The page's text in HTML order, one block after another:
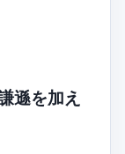
遜を加え